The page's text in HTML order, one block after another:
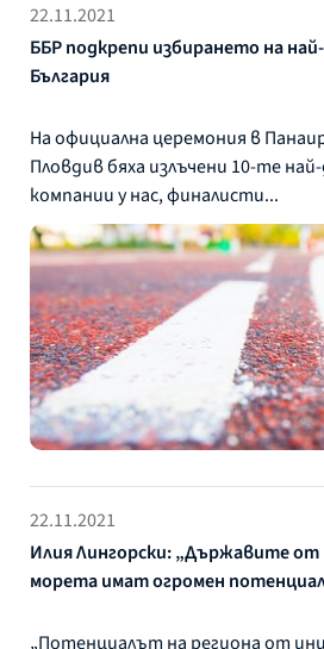
22.11.2021
ББР подкрепи избирането на
България
На официална церемония в
Пловдив бяха излъчени 10-те
компании у нас, финалисти...
22.11.2021
Илия Лингорски: „Държавите от
морета имат огромен
„Потенциалът на региона от